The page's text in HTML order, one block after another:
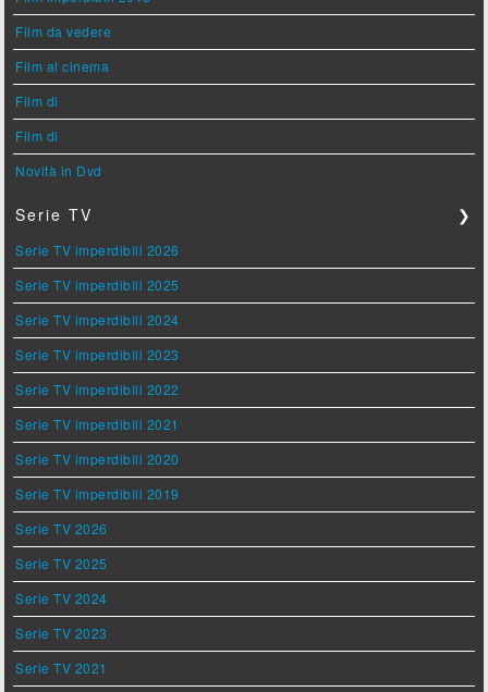
Film da vedere
Film al cinema
Film di
Film di
Novità in Dvd
Serie TV ❯
Serie TV imperdibili 2026
Serie TV imperdibili 2025
Serie TV imperdibili 2024
Serie TV imperdibili 2023
Serie TV imperdibili 2022
Serie TV imperdibili 2021
Serie TV imperdibili 2020
Serie TV imperdibili 2019
Serie TV 2026
Serie TV 2025
Serie TV 2024
Serie TV 2023
Serie TV 2021